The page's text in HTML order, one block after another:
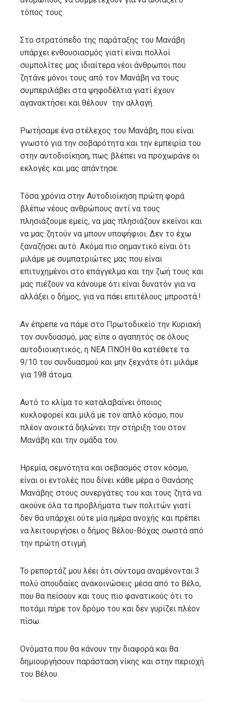
τόπος τους.
Στο στρατόπεδο της παράταξης του Μανάβη
υπάρχει ενθουσιασμός γιατί είναι πολλοί
συμπολίτες μας ιδιαίτερα νέοι άνθρωποι που
ζητάνε μόνοι τους από τον Μανάβη να τους
συμπεριλάβει στα ψηφοδέλτια γιατί έχουν
αγανακτήσει και θέλουν την αλλαγή.
Ρωτήσαμε ένα στέλεχος του Μανάβη, που είναι
γνωστό για την σοβαρότητα και την εμπειρία του
στην αυτοδιοίκηση, πως βλέπει να προχωράνε οι
εκλογές και μας απάντησε.
Τόσα χρόνια στην Αυτοδιοίκηση πρώτη φορά
βλέπω νέους ανθρώπους αντί να τους
πλησιάζουμε εμείς, να μας πλησιάζουν εκείνοι και
να μας ζητούν να μπουν υποψήφιοι. Δεν το έχω
ξαναζήσει αυτό. Ακόμα πιο σημαντικό είναι ότι
μιλάμε με συμπατριώτες μας που είναι
επιτυχημένοι στο επάγγελμα και την ζωή τους και
μας πιέζουν να κάνουμε ότι είναι δυνατόν για να
αλλάξει ο δήμος, για να πάει επιτέλους μπροστά.!
Αν έπρεπε να πάμε στο Πρωτοδικείο την Κυριακή
τον συνδυασμό, μας είπε ο αγαπητός σε όλους
αυτοδιοικητικός, η ΝΕΑ ΠΝΟΗ θα κατέθετε τα
9/10 του συνδυασμού και μην ξεχνάτε ότι μιλάμε
για 198 άτομα.
Αυτό το κλίμα το καταλαβαίνει όποιος
κυκλοφορεί και μιλά με τον απλό κόσμο, που
πλέον ανοικτά δηλώνει την στήριξη του στον
Μανάβη και την ομάδα του.
Ηρεμία, σεμνότητα και σεβασμός στον κόσμο,
είναι οι εντολές που δίνει κάθε μέρα ο Θανάσης
Μανάβης στους συνεργάτες του και τους ζητά να
ακούνε όλα τα προβλήματα των πολιτών γιατί
δεν θα υπάρχει ούτε μία ημέρα ανοχής και πρέπει
να λειτουργήσει ο δήμος Βέλου-Βόχας σωστά από
την πρώτη στιγμή.
Το ρεπορτάζ μου λέει ότι σύντομα αναμένονται 3
πολύ σπουδαίες ανακοινώσεις μέσα από το Βέλο,
που θα πείσουν και τους πιο φανατικούς ότι το
ποτάμι πήρε τον δρόμο του και δεν γυρίζει πλέον
πίσω.
Ονόματα που θα κάνουν την διαφορά και θα
δημιουργήσουν παράσταση νίκης και στην περιοχή
του Βέλου.